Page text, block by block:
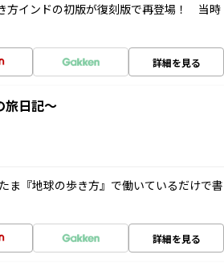
方インドの初版が復刻版で再登場！ 当時
詳細を見る
旅日記～
ま『地球の歩き方』で働いているだけで書
詳細を見る